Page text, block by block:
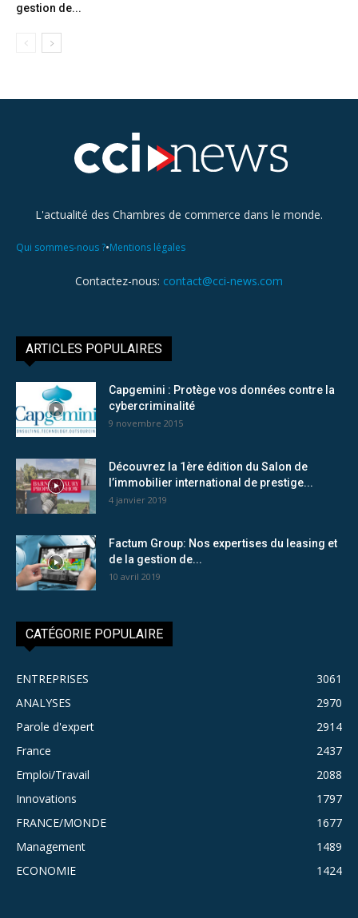
gestion de...
L'actualité des Chambres de commerce dans le monde.
Qui sommes-nous ?•Mentions légales
Contactez-nous: contact@cci-news.com
ARTICLES POPULAIRES
Capgemini : Protège vos données contre la
cybercriminalité
9 novembre 2015
Découvrez la 1ère édition du Salon de
l’immobilier international de prestige...
4 janvier 2019
Factum Group: Nos expertises du leasing et
de la gestion de...
10 avril 2019
CATÉGORIE POPULAIRE
ENTREPRISES
3061
ANALYSES
2970
Parole d'expert
2914
France
2437
Emploi/Travail
2088
Innovations
1797
FRANCE/MONDE
1677
Management
1489
ECONOMIE
1424